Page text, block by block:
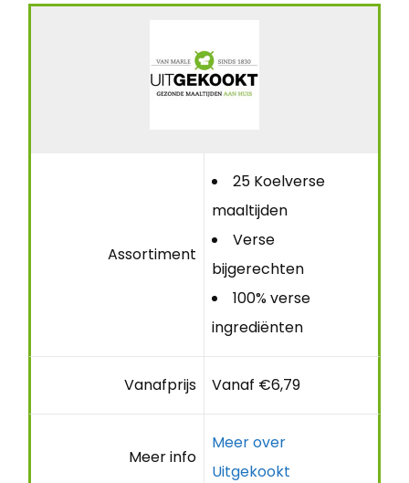
Assortiment
25 Koelverse
maaltijden
Verse
bijgerechten
100% verse
ingrediënten
Vanafprijs Vanaf €6,79
Meer info
Meer over
Uitgekookt